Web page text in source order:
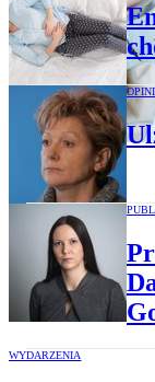
WYDARZENIA